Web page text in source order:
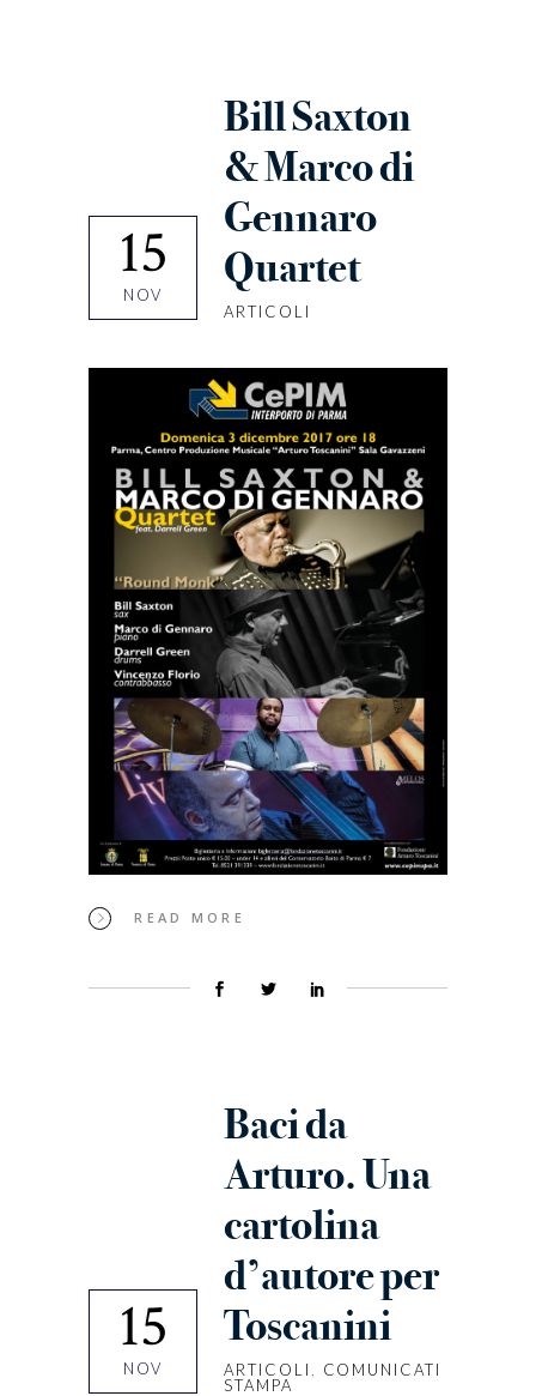
15
NOV
Bill Saxton
& Marco di
Gennaro
Quartet
ARTICOLI
READ MORE
15
NOV
Baci da
Arturo. Una
cartolina
d’autore per
Toscanini
ARTICOLI
COMUNICATI
STAMPA